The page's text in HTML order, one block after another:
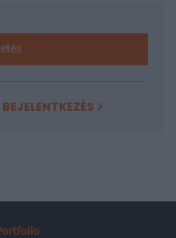
BEJELENTKEZÉS